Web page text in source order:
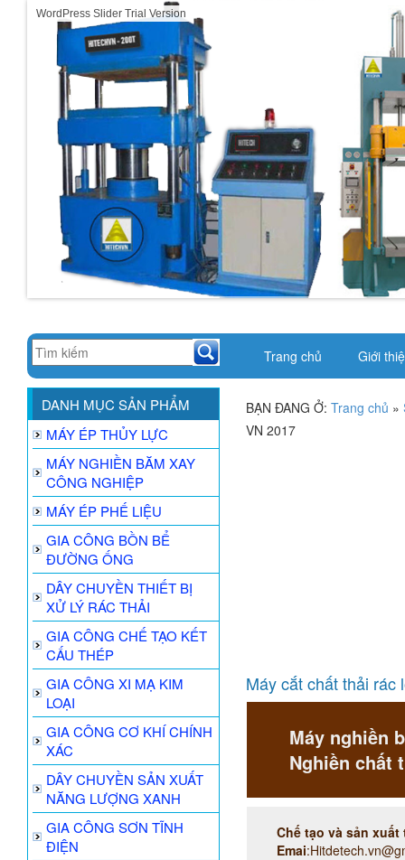
WordPress Slider Trial Version
Trang chủ Giới
DANH MỤC SẢN PHẨM
MÁY ÉP THỦY LỰC
MÁY NGHIỀN BĂM XAY
CÔNG NGHIỆP
MÁY ÉP PHẾ LIỆU
GIA CÔNG BỒN BỂ
ĐƯỜNG ỐNG
DÂY CHUYỀN THIẾT BỊ
XỬ LÝ RÁC THẢI
GIA CÔNG CHẾ TẠO KẾT
CẤU THÉP
GIA CÔNG XI MẠ KIM
LOẠI
GIA CÔNG CƠ KHÍ CHÍNH
XÁC
DÂY CHUYỀN SẢN XUẤT
NĂNG LƯỢNG XANH
GIA CÔNG SƠN TĨNH
ĐIỆN
BẠN ĐANG Ở:Trang chủ »
VN 2017
Máy cắt chất thải rác
Máy nghiền
Nghiền chất
Chế tạo và sản xuất
Emai